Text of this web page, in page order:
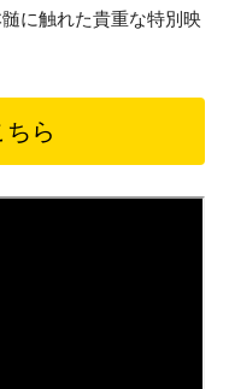
に触れた貴重な特別映
ちら